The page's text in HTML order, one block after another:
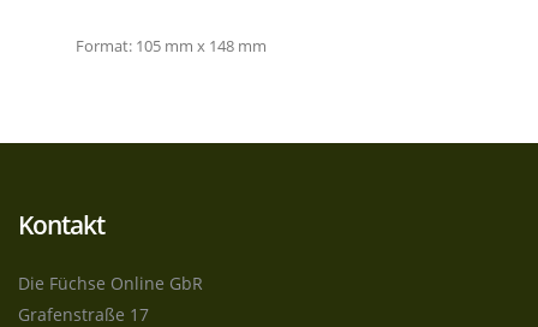
Format: 105 mm x 148 mm
Kontakt
Die Füchse Online GbR
Grafenstraße 17